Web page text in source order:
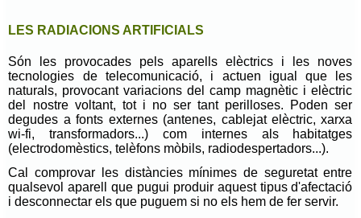
LES RADIACIONS ARTIFICIALS
Són les provocades pels aparells elèctrics i les noves
tecnologies de telecomunicació, i actuen igual que les
naturals, provocant variacions del camp magnètic i elèctric
del nostre voltant, tot i no ser tant perilloses. Poden ser
degudes a fonts externes (antenes, cablejat elèctric, xarxa
wi-fi, transformadors...) com internes als habitatges
(electrodomèstics, telèfons mòbils, radiodespertadors...).
Cal comprovar les distàncies mínimes de seguretat entre
qualsevol aparell que pugui produir aquest tipus d'afectació
i desconnectar els que puguem si no els hem de fer servir.